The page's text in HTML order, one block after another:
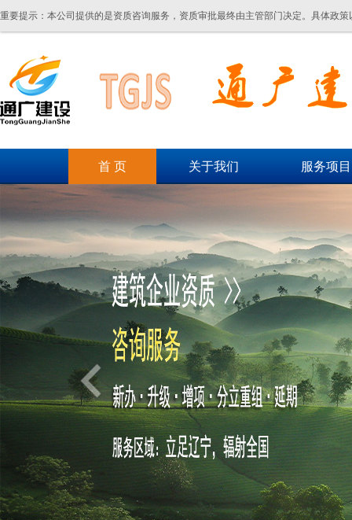
重要提示：本公司提供的是资质咨询服务，资质审批最终由主管部门决定。具体政
首 页 关于我们 服务项目